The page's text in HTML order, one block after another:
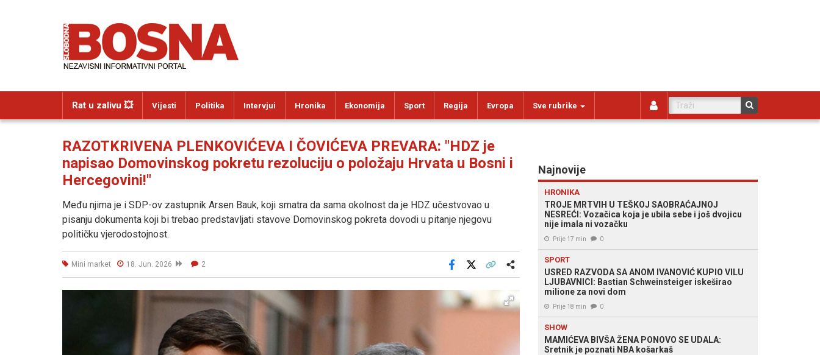
Rat u zalivu 💥 Vijesti Politika Intervjui Hronika Ekonomija Sport Regija Evropa Sve rubrike
RAZOTKRIVENA PLENKOVIĆEVA I ČOVIĆEVA PREVARA: "HDZ je
napisao Domovinskog pokretu rezoluciju o položaju Hrvata u Bosni i
Hercegovini!"
Među njima je i SDP-ov zastupnik Arsen Bauk, koji smatra da sama okolnost da je HDZ učestvovao u
pisanju dokumenta koji bi trebao predstavljati stavove Domovinskog pokreta dovodi u pitanje njegovu
političku vjerodostojnost.
Mini market 18. Jun. 2026 2
Facebook
Najnovije
HRONIKA
TROJE MRTVIH U TEŠKOJ SAOBRAĆAJNOJ
NESREĆI: Vozačica koja je ubila sebe i još dvojicu
nije imala ni vozačku
Prije 17 min 0
SPORT
USRED RAZVODA SA ANOM IVANOVIĆ KUPIO VILU
LJUBAVNICI: Bastian Schweinsteiger iskeširao
milione za novi dom
Prije 18 min 0
SHOW
MAMIĆEVA BIVŠA ŽENA PONOVO SE UDALA:
Sretnik je poznati NBA košarkaš